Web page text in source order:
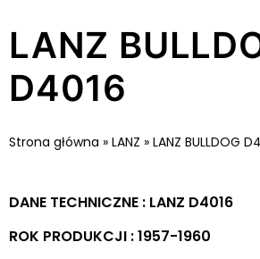
LANZ
D4016
Strona główna » LANZ » LANZ BULLDOG
DANE TECHNICZNE : LANZ D4016
ROK PRODUKCJI : 1957-1960